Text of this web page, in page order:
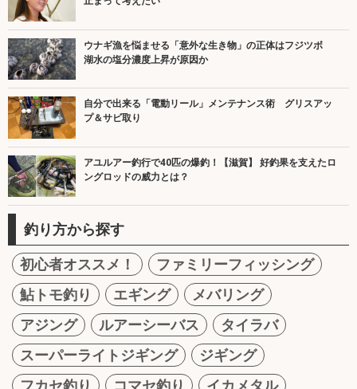
ウナギ漁を悩ませる「意外な生き物」の正体はフジツボ
湖水の塩分濃度上昇が原因か
自分で出来る「電動リール」メンテナンス術 グリスアッ
プ＆サビ取り
アユルアー釣行で40匹の爆釣！【滋賀】 好釣果を支えたロ
ングロッドの威力とは？
釣り方から探す
初心者オススメ！
ファミリーフィッシング
鮎トモ釣り
エギング
メバリング
アジング
ルアーシーバス
タイラバ
スーパーライトジギング
ジギング